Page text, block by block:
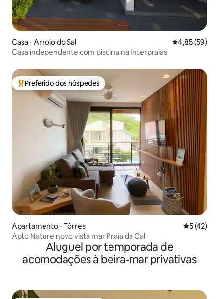
Casa ⋅ Arroio do Sal 4,85 de uma
4,85 (59)
Casa independente com piscina na Interpraias
Entre os melhores preferidos dos hóspedes
Preferido dos hóspedes
Apartamento ⋅ Tôrres 5 de uma
5 (42)
Apto Nature novo vista mar Praia da Cal
Aluguel por temporada de
acomodações à beira-mar privativas